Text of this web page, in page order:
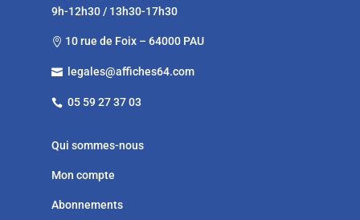
9h-12h30 / 13h30-17h30
 10 rue de Foix – 64000 PAU
 legales@affiches64.com
 05 59 27 37 03
Qui sommes-nous
Mon compte
Abonnements